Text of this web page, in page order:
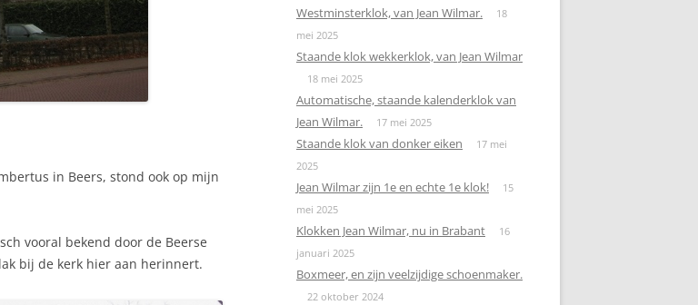
in Beers, stond ook op mijn
vooral bekend door de Beerse
bij de kerk hier aan herinnert.
Westminsterklok, van Jean Wilmar.
18
mei 2025
Staande klok wekkerklok, van Jean Wilmar
18 mei 2025
Automatische, staande kalenderklok van
Jean Wilmar.
17 mei 2025
Staande klok van donker eiken
17 mei
2025
Jean Wilmar zijn 1e en echte 1e klok!
15
mei 2025
Klokken Jean Wilmar, nu in Brabant
16
januari 2025
Boxmeer, en zijn veelzijdige schoenmaker.
22 oktober 2024